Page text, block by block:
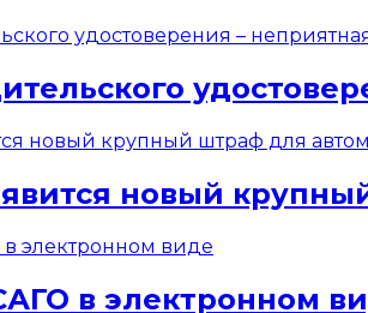
новый
в электронном